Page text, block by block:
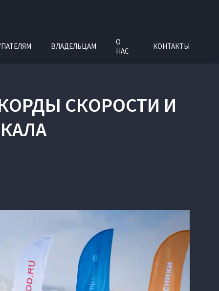
ВЛАДЕЛЬЦАМ
О
НАС
КОНТАКТЫ
СКОРОСТИ И